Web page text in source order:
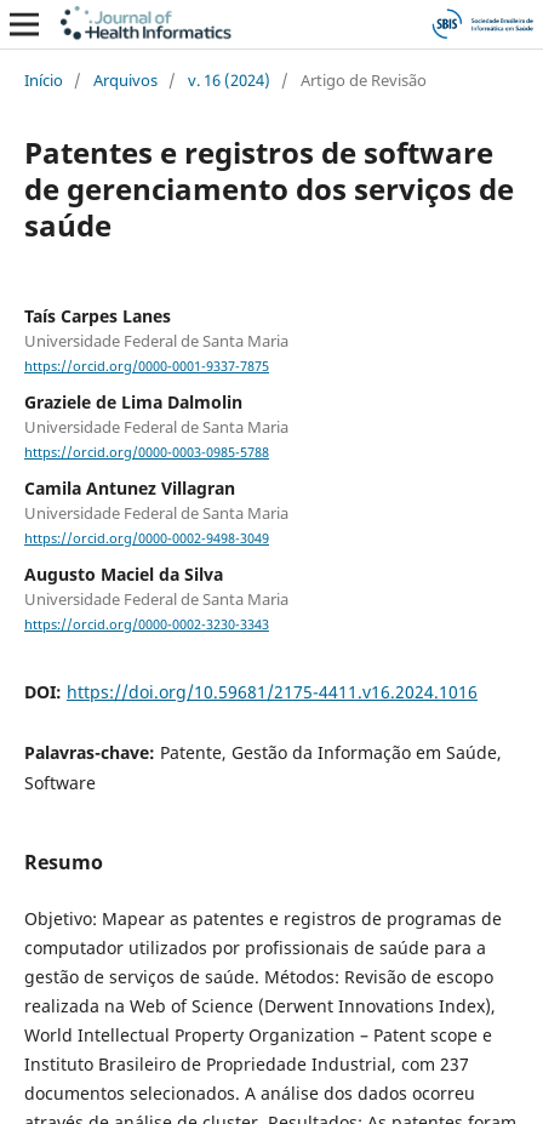
Início / Arquivos / v. 16 (2024) / Artigo de Revisão
Patentes e registros de software
de gerenciamento dos serviços de
saúde
Taís Carpes Lanes
Universidade Federal de Santa Maria
https://orcid.org/0000-0001-9337-7875
Graziele de Lima Dalmolin
Universidade Federal de Santa Maria
https://orcid.org/0000-0003-0985-5788
Camila Antunez Villagran
Universidade Federal de Santa Maria
https://orcid.org/0000-0002-9498-3049
Augusto Maciel da Silva
Universidade Federal de Santa Maria
https://orcid.org/0000-0002-3230-3343
DOI: https://doi.org/10.59681/2175-4411.v16.2024.1016
Palavras-chave: Patente, Gestão da Informação em Saúde,
Software
Resumo
Objetivo: Mapear as patentes e registros de programas de
computador utilizados por profissionais de saúde para a
gestão de serviços de saúde. Métodos: Revisão de escopo
realizada na Web of Science (Derwent Innovations Index),
World Intellectual Property Organization – Patent scope e
Instituto Brasileiro de Propriedade Industrial, com 237
documentos selecionados. A análise dos dados ocorreu